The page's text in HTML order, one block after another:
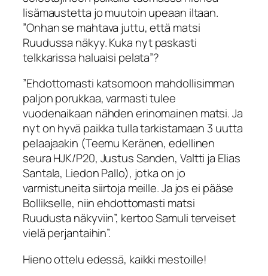
lisämaustetta jo muutoin upeaan iltaan.
”Onhan se mahtava juttu, että matsi
Ruudussa näkyy. Kuka nyt paskasti
telkkarissa haluaisi pelata”?
”Ehdottomasti katsomoon mahdollisimman
paljon porukkaa, varmasti tulee
vuodenaikaan nähden erinomainen matsi. Ja
nyt on hyvä paikka tulla tarkistamaan 3 uutta
pelaajaakin (Teemu Keränen, edellinen
seura HJK/P20, Justus Sanden, Valtti ja Elias
Santala, Liedon Pallo), jotka on jo
varmistuneita siirtoja meille. Ja jos ei pääse
Bollikselle, niin ehdottomasti matsi
Ruudusta näkyviin”, kertoo Samuli terveiset
vielä perjantaihin”.
Hieno ottelu edessä, kaikki mestoille!